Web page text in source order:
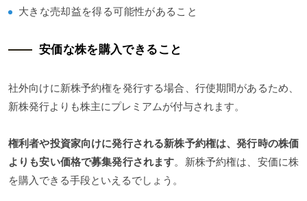
大きな売却益を得る可能性があること
安価な株を購入できること
社外向けに新株予約権を発行する場合、行使期間があるため、
新株発行よりも株主にプレミアムが付与されます。
権利者や投資家向けに発行される新株予約権は、発行時の株価
よりも安い価格で募集発行されます。新株予約権は、安価に株
を購入できる手段といえるでしょう。